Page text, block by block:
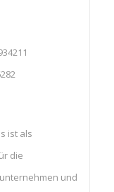
ist als
die
und